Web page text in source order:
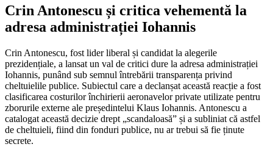
Crin Antonescu și critica vehementă la
adresa administrației Iohannis
Crin Antonescu, fost lider liberal și candidat la alegerile
prezidențiale, a lansat un val de critici dure la adresa administrației
Iohannis, punând sub semnul întrebării transparența privind
cheltuielile publice. Subiectul care a declanșat această reacție a fost
clasificarea costurilor închirierii aeronavelor private utilizate pentru
zborurile externe ale președintelui Klaus Iohannis. Antonescu a
catalogat această decizie drept „scandaloasă” și a subliniat că astfel
de cheltuieli, fiind din fonduri publice, nu ar trebui să fie ținute
secrete.